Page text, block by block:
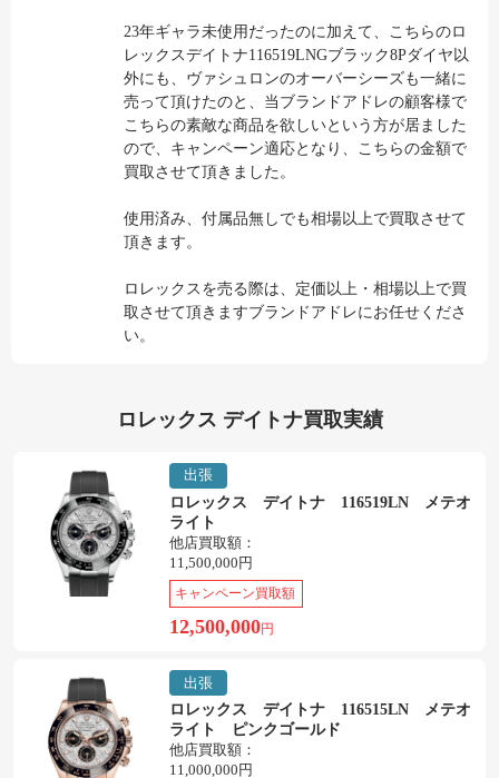
23年ギャラ未使用だったのに加えて、こちらのロ
レックスデイトナ116519LNGブラック8Pダイヤ以
外にも、ヴァシュロンのオーバーシーズも一緒に
売って頂けたのと、当ブランドアドレの顧客様で
こちらの素敵な商品を欲しいという方が居ました
ので、キャンペーン適応となり、こちらの金額で
買取させて頂きました。
使用済み、付属品無しでも相場以上で買取させて
頂きます。
ロレックスを売る際は、定価以上・相場以上で買
取させて頂きますブランドアドレにお任せくださ
い。
ロレックス デイトナ買取実績
出張
ロレックス デイトナ 116519LN メテオ
ライト
他店買取額：
11,500,000円
キャンペーン買取額
12,500,000円
出張
ロレックス デイトナ 116515LN メテオ
ライト ピンクゴールド
他店買取額：
11,000,000円